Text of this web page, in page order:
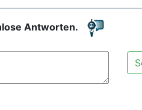
Antworten.